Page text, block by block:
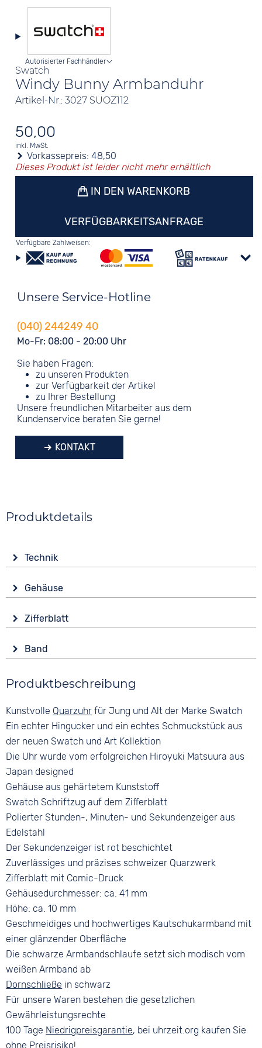
Swatch
Windy Bunny Armbanduhr
Artikel-Nr.: 3027 SUOZ112
Autorisierter Fachhändler
50,00
inkl. MwSt.
Vorkassepreis:48,50
Dieses Produkt ist leider nicht mehr erhältlich
IN DEN WARENKORB
VERFÜGBARKEITSANFRAGE
Verfügbare Zahlweisen:
Unsere Service-Hotline
(040) 244249 40
Mo-Fr: 08:00 - 20:00 Uhr
Sie haben Fragen:
zu unseren Produkten
zur Verfügbarkeit der Artikel
zu Ihrer Bestellung
Unsere freundlichen Mitarbeiter aus dem
Kundenservice beraten Sie gerne!
KONTAKT
Produktdetails
Technik
Batterie (Quarz)
Gehäuse
Rund
Glas
Kunststoffglas
Zifferblatt
Analog
Keine
Band
Bandschließe
Dornschließe
Produktbeschreibung
Kunstvolle Quarzuhr für Jung und Alt der Marke Swatch
Ein echter Hingucker und ein echtes Schmuckstück aus
der neuen Swatch und Art Kollektion
Die Uhr wurde vom erfolgreichen Hiroyuki Matsuura aus
Japan designed
Gehäuse aus gehärtetem Kunststoff
Swatch Schriftzug auf dem Zifferblatt
Polierter Stunden-, Minuten- und Sekundenzeiger aus
Edelstahl
Der Sekundenzeiger ist rot beschichtet
Zuverlässiges und präzises schweizer Quarzwerk
Zifferblatt mit Comic-Druck
Gehäusedurchmesser: ca. 41 mm
Höhe: ca. 10 mm
Geschmeidiges und hochwertiges Kautschukarmband mit
einer glänzender Oberfläche
Die schwarze Armbandschlaufe setzt sich modisch vom
weißen Armband ab
Dornschließe in schwarz
Für unsere Waren bestehen die gesetzlichen
Gewährleistungsrechte
100 Tage Niedrigpreisgarantie, bei uhrzeit.org kaufen Sie
ohne Preisrisiko!